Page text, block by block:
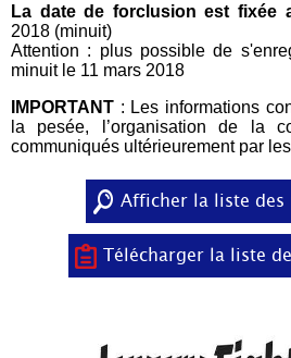
La date de forclusion est fixée
2018 (minuit)
Attention : plus possible de
minuit le 11 mars 2018
IMPORTANT : Les informations
la pesée, l’organisation de la
communiqués ultérieurement par
Afficher la liste des
Télécharger la liste